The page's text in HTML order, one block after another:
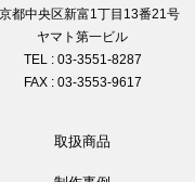
都中央区新富1丁目13番21号
ヤマト第一ビル
TEL : 03-3551-8287
FAX : 03-3553-9617
取扱商品